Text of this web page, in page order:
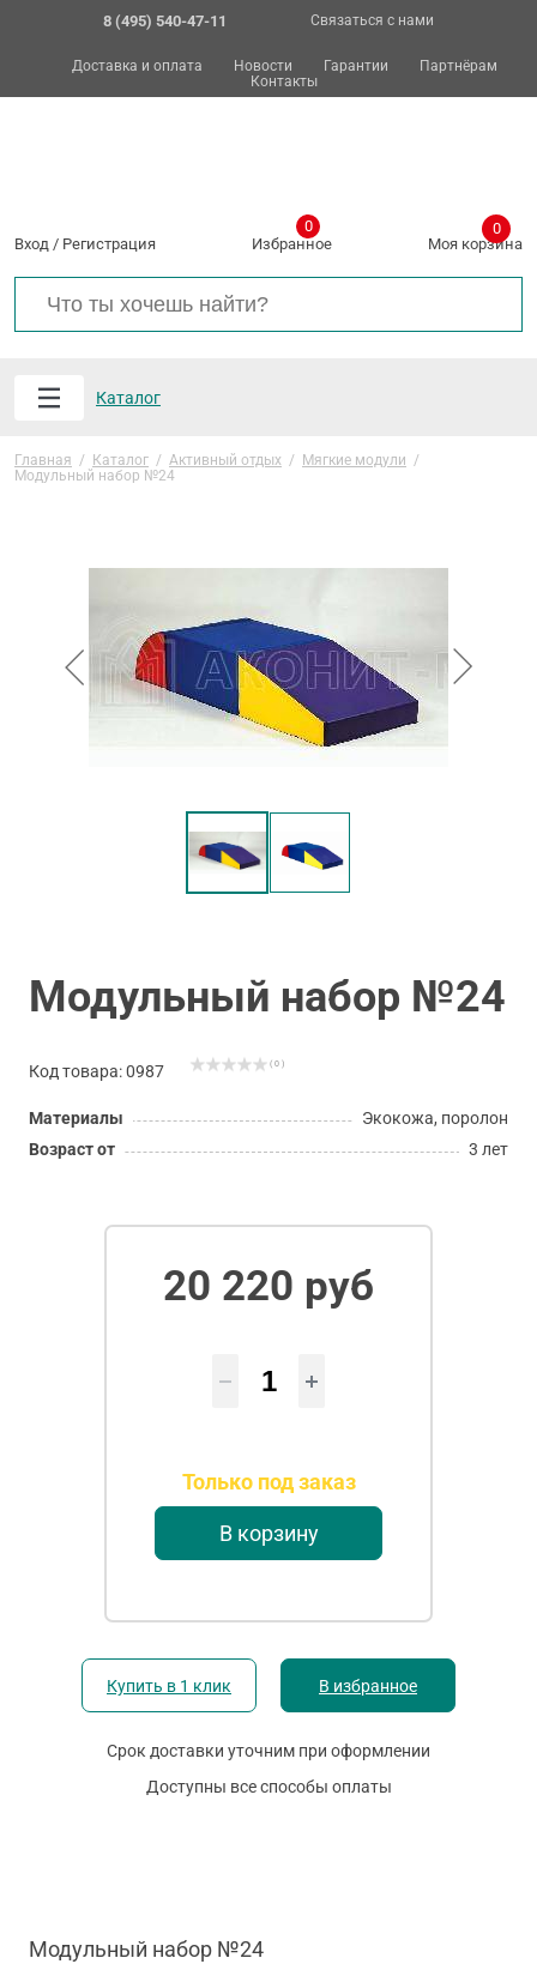
8 (495) 540-47-11 Связаться с нами
Доставка и оплата Новости Гарантии
Партнёрам
Контакты
Вход / Регистрация Избранное
0
Моя корзина
0
Каталог
Главная / Каталог / Активный отдых / Мягкие модули /
Модульный набор №24
Модульный набор №24
Код товара: 0987 ( 0 )
Материалы
Экокожа, поролон
Возраст от
3 лет
20 220 руб
Только под заказ
В корзину
Купить в 1 клик В избранное
Срок доставки уточним при оформлении
Доступны все способы оплаты
Модульный набор №24